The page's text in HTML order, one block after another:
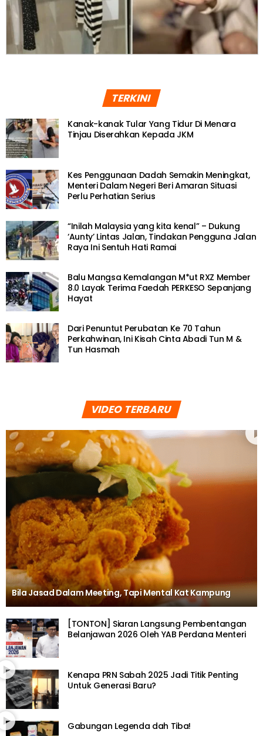
TERKINI
Kanak-kanak Tular Yang Tidur Di Menara
Tinjau Diserahkan Kepada JKM
Kes Penggunaan Dadah Semakin Meningkat,
Menteri Dalam Negeri Beri Amaran Situasi
Perlu Perhatian Serius
“Inilah Malaysia yang kita kenal” – Dukung
‘Aunty’ Lintas Jalan, Tindakan Pengguna Jalan
Raya Ini Sentuh Hati Ramai
Balu Mangsa Kemalangan M*ut RXZ Member
8.0 Layak Terima Faedah PERKESO Sepanjang
Hayat
Dari Penuntut Perubatan Ke 70 Tahun
Perkahwinan, Ini Kisah Cinta Abadi Tun M &
Tun Hasmah
VIDEO TERBARU
Bila Jasad Dalam Meeting, Tapi Mental Kat Kampung
[TONTON] Siaran Langsung Pembentangan
Belanjawan 2026 Oleh YAB Perdana Menteri
Kenapa PRN Sabah 2025 Jadi Titik Penting
Untuk Generasi Baru?
Gabungan Legenda dah Tiba!